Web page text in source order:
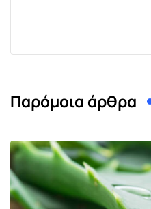
Παρόμοια άρθρα